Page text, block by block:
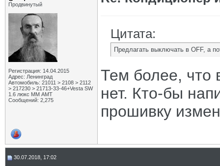
Продвинутый
Регистрация: 14.04.2015
Адрес: Ленинград
Автомобиль: 21011 > 2108 > 2112
> 217230 > 21713-33-46+Vesta SW
1.6 люкс ММ АМТ
Сообщений: 2,275
Цитата:
Предлагать выключать в OFF, а
Тем более, что
нет. Кто-бы
прошивку
30.07.2018, 17:02